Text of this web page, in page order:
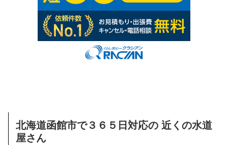
北海道函館市で３６５日対応の 近くの水道
屋さん